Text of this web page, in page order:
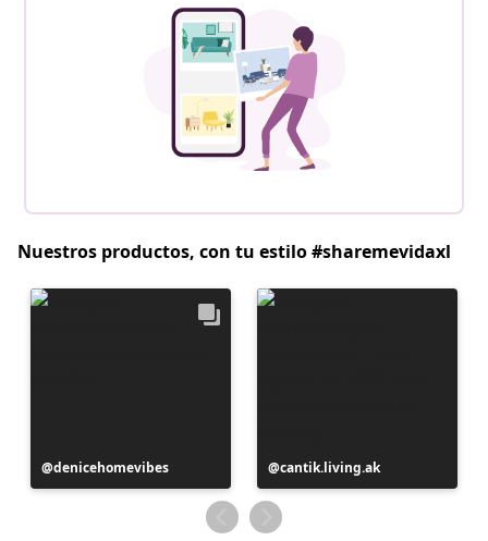
Nuestros productos, con tu estilo #sharemevidaxl
Publicación
realizada
denicehomevibes
Publicación
realizada
por
cantik.living.ak